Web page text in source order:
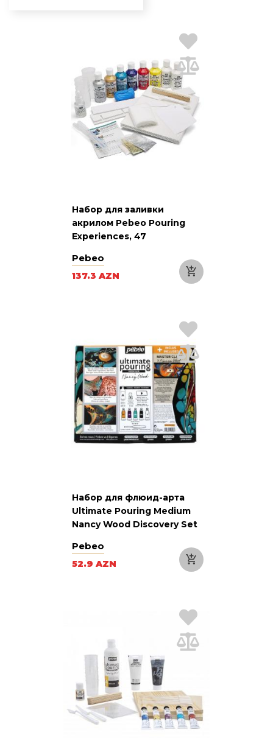
Набор для заливки
акрилом Pebeo Pouring
Experiences, 47
Pebeo
137.3 AZN
Набор для флюид-арта
Ultimate Pouring Medium
Nancy Wood Discovery Set
Pebeo
52.9 AZN